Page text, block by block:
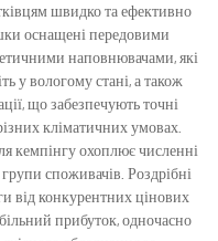
швидко та ефективно
оснащені передовими
наповнювачами, які
у вологому стані, а також
що забезпечують точні
кліматичних умовах.
кемпінгу охоплює численні
споживачів. Роздрібні
від конкурентних цінових
прибуток, одночасно